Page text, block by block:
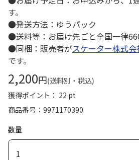
す。
●発送方法：ゆうパック
●送料等：お届け先ごと全国一律
●同梱：販売者がスケーター株式会
です。
2,200円(送料別・税込)
獲得ポイント： 22 pt
商品番号
9971170390
数量
1